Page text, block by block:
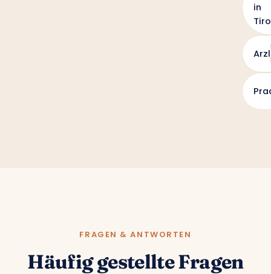
in
Arzl
FRAGEN & ANTWORTEN
Häufig gestellte Fragen